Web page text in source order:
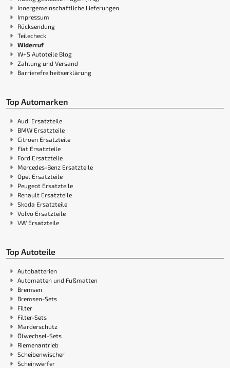
Innergemeinschaftliche Lieferungen
Impressum
Rücksendung
Teilecheck
Widerruf
W+S Autoteile Blog
Zahlung und Versand
Barrierefreiheitserklärung
Top Automarken
Audi Ersatzteile
BMW Ersatzteile
Citroen Ersatzteile
Fiat Ersatzteile
Ford Ersatzteile
Mercedes-Benz Ersatzteile
Opel Ersatzteile
Peugeot Ersatzteile
Renault Ersatzteile
Skoda Ersatzteile
Volvo Ersatzteile
VW Ersatzteile
Top Autoteile
Autobatterien
Automatten und Fußmatten
Bremsen
Bremsen-Sets
Filter
Filter-Sets
Marderschutz
Ölwechsel-Sets
Riemenantrieb
Scheibenwischer
Scheinwerfer